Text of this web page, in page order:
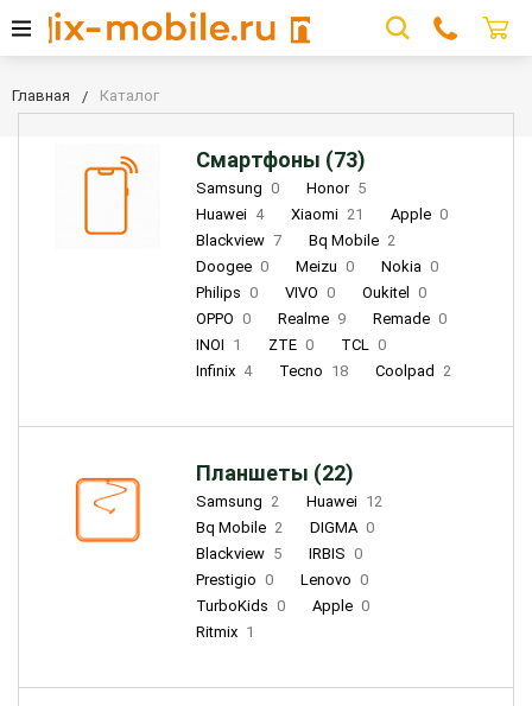
Главная Каталог
Смартфоны (73)
Samsung 0 Honor 5
Huawei 4 Xiaomi 21 Apple 0
Blackview 7 Bq Mobile 2
Doogee 0 Meizu 0 Nokia 0
Philips 0 VIVO 0 Oukitel
0
OPPO 0 Realme 9 Remade 0
INOI 1 ZTE 0 TCL 0
Infinix 4 Tecno 18 Coolpad 2
Планшеты (22)
Samsung 2 Huawei 12
Bq Mobile 2 DIGMA 0
Blackview 5 IRBIS 0
Prestigio 0 Lenovo 0
TurboKids 0 Apple 0
Ritmix 1